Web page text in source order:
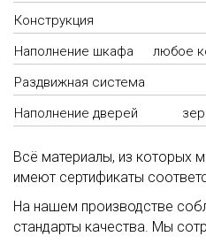
Конструкция
Наполнение шкафа
любое
Раздвижная система
Наполнение дверей
Всё материалы, из которых
имеют сертификаты
На нашем производстве
стандарты качества. Мы